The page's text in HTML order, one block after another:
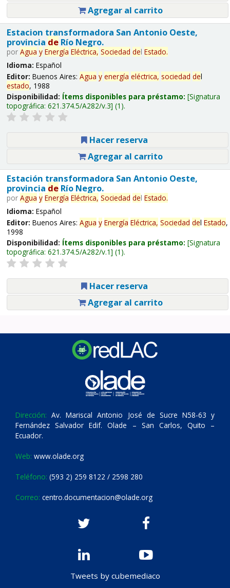
Agregar al carrito
Estacion transformadora San Antonio Oeste,
provincia deRío Negro.
por Agua y Energía Eléctrica, Sociedad del Estado.
Idioma: Español
Editor: Buenos Aires: Agua y energía eléctrica, sociedad del
estado, 1988
Disponibilidad: Ítems disponibles para préstamo: Signatura
topográfica: 621.374.5/A282/v.3 (1).
Hacer reserva
Agregar al carrito
Estación transformadora San Antonio Oeste,
provincia deRío Negro.
por Agua y Energía Eléctrica, Sociedad del Estado.
Idioma: Español
Editor: Buenos Aires: Agua y Energía Eléctrica, Sociedad del Estado,
1998
Disponibilidad: Ítems disponibles para préstamo: Signatura
topográfica: 621.374.5/A282/v.1 (1).
Hacer reserva
Agregar al carrito
Dirección: Av. Mariscal Antonio José de Sucre N58-63 y
Fernández Salvador Edif. Olade – San Carlos, Quito –
Ecuador.
Web: www.olade.org
Teléfono: (593 2) 259 8122 / 2598 280
Correo: centro.documentacion@olade.org
Tweets by cubemediaco